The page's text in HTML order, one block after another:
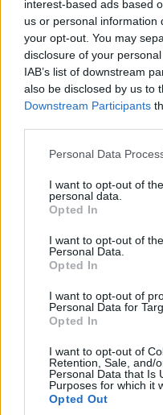
interest-based ads based
us or personal information
your opt-out. You may
disclosure of your
IAB’s list of downstream
also be disclosed by us to
Downstream Participants
Please note that this
not limited to your visit or
grant or deny consent to
use your data for below
consent section.
Personal Data
I want to opt-out of
personal data.
Opted In
I want to opt-out of
Personal Data.
Opted In
I want to opt-out of
Personal Data for
Opted In
I want to opt-out of
Retention, Sale, and/
Personal Data that Is
Purposes for which it
Opted Out
és Harry herceg a
karácsonyt. A források
Spencer, Diana
hogy az ünnepi
Diana végső nyughelye
meghívást, ez lenne
szigetországban
óta. Shenouda Nóra, a
nem vitte haza családját
miért olyan példa nélküli
Reggeli
2024. augusztus 27. 7:59
Meghan Markle 40
együtt szeretik helyi
utaznak
Meghan Markle a